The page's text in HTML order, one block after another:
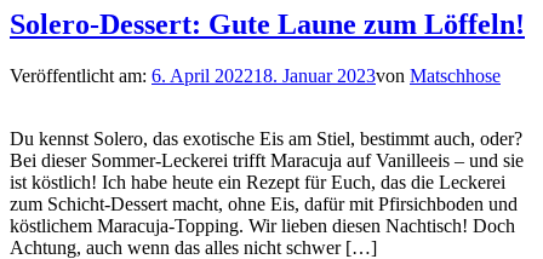
Solero-Dessert: Gute Laune zum Löffeln!
Veröffentlicht am: 6. April 202218. Januar 2023von Matschhose
Du kennst Solero, das exotische Eis am Stiel, bestimmt auch, oder?
Bei dieser Sommer-Leckerei trifft Maracuja auf Vanilleeis – und sie
ist köstlich! Ich habe heute ein Rezept für Euch, das die Leckerei
zum Schicht-Dessert macht, ohne Eis, dafür mit Pfirsichboden und
köstlichem Maracuja-Topping. Wir lieben diesen Nachtisch! Doch
Achtung, auch wenn das alles nicht schwer […]